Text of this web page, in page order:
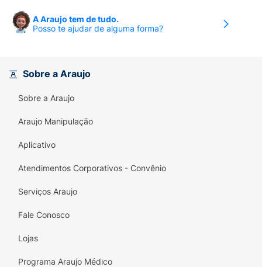
A Araujo tem de tudo.
Posso te ajudar de alguma forma?
Sobre a Araujo
Sobre a Araujo
Araujo Manipulação
Aplicativo
Atendimentos Corporativos - Convênio
Serviços Araujo
Fale Conosco
Lojas
Programa Araujo Médico